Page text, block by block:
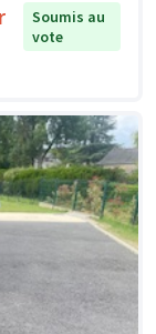
Soumis au
vote